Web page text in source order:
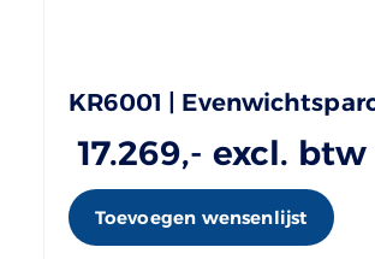
KR6001 |
17.269,- excl. btw
Toevoegen wensenlijst